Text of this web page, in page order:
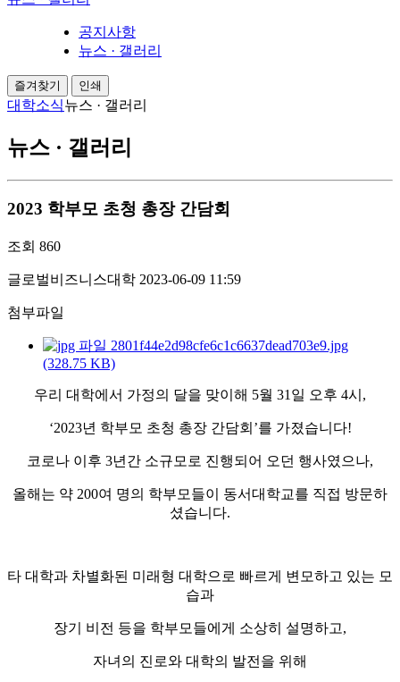
공지사항
뉴스 · 갤러리
즐겨찾기 인쇄
대학소식뉴스 · 갤러리
뉴스 · 갤러리
2023 학부모 초청 총장 간담회
조회 860
글로벌비즈니스대학 2023-06-09 11:59
첨부파일
2801f44e2d98cfe6c1c6637dead703e9.jpg
(328.75 KB)
우리 대학에서 가정의 달을 맞이해 5월 31일 오후 4시,
‘2023년 학부모 초청 총장 간담회’를 가졌습니다!
코로나 이후 3년간 소규모로 진행되어 오던 행사였으나,
올해는 약 200여 명의 학부모들이 동서대학교를 직접 방문하
셨습니다.
타 대학과 차별화된 미래형 대학으로 빠르게 변모하고 있는 모
습과
장기 비전 등을 학부모들에게 소상히 설명하고,
자녀의 진로와 대학의 발전을 위해